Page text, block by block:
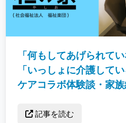
「何もしてあげられてい
「いっしょに介護して
ケアコラボ体験談・家
記事を読む